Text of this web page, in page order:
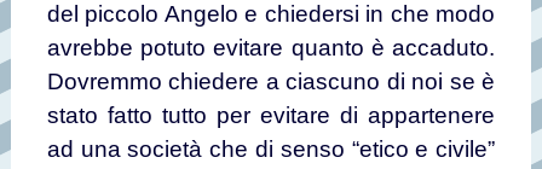
del piccolo Angelo e chiedersi in che modo
avrebbe potuto evitare quanto è accaduto.
Dovremmo chiedere a ciascuno di noi se è
stato fatto tutto per evitare di appartenere
ad una società che di senso “etico e civile”